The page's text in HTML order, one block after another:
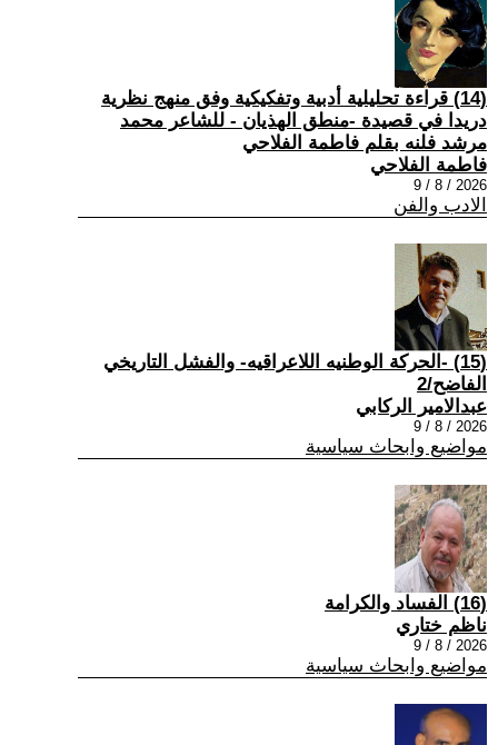
(14) قراءة تحليلية أدبية وتفكيكية وفق منهج نظرية
دريدا في قصيدة -منطق الهذيان - للشاعر محمد
مرشد فلنه بقلم فاطمة الفلاحي
فاطمة الفلاحي
2026 / 8 / 9
الادب والفن
(15) -الحركة الوطنيه اللاعراقيه- والفشل التاريخي
الفاضح/2
عبدالامير الركابي
2026 / 8 / 9
مواضيع وابحاث سياسية
(16) الفساد والكرامة
ناظم ختاري
2026 / 8 / 9
مواضيع وابحاث سياسية